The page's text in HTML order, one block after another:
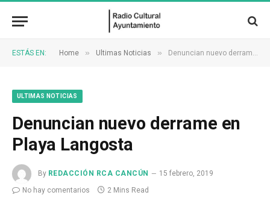
ESTÁS EN: Home » Ultimas Noticias » Denuncian nuevo derrame en Playa Langosta
ULTIMAS NOTICIAS
Denuncian nuevo derrame en
Playa Langosta
By REDACCIÓN RCA CANCÚN
15 febrero, 2019
No hay comentarios
2 Mins Read